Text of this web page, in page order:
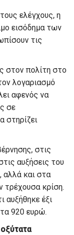
ελέγχους, η
εισόδημα των
τις
στον πολίτη στο
λογαριασμό
αφενός να
σε
στηρίζει
στις
αυξήσεις του
αλλά και στα
τρέχουσα κρίση.
αυξήθηκε έξι
920 ευρώ.